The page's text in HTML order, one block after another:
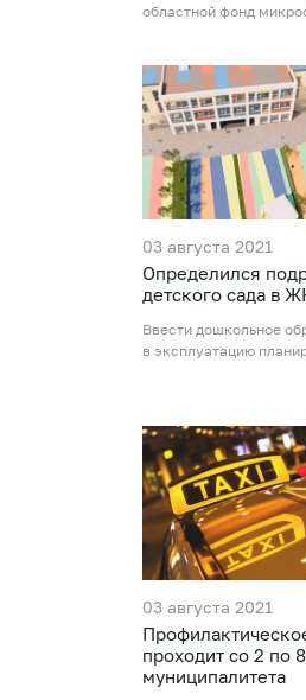
областной фонд
03 августа 2021
Определился
детского сада в
Ввести дошкольное
в эксплуатацию
03 августа 2021
проходит со 2 по
муниципалитета